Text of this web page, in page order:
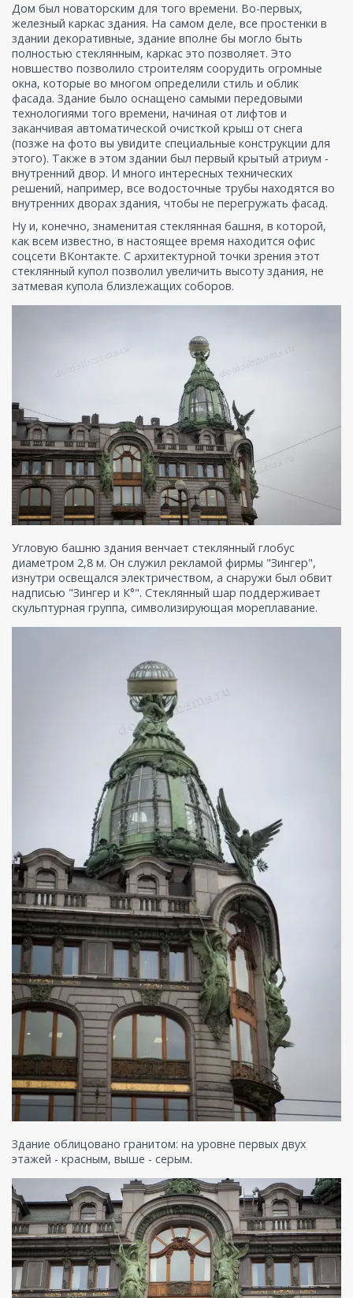
Дом был новаторским для того времени. Во-первых,
железный каркас здания. На самом деле, все простенки в
здании декоративные, здание вполне бы могло быть
полностью стеклянным, каркас это позволяет. Это
новшество позволило строителям соорудить огромные
окна, которые во многом определили стиль и облик
фасада. Здание было оснащено самыми передовыми
технологиями того времени, начиная от лифтов и
заканчивая автоматической очисткой крыш от снега
(позже на фото вы увидите специальные конструкции для
этого). Также в этом здании был первый крытый атриум -
внутренний двор. И много интересных технических
решений, например, все водосточные трубы находятся во
внутренних дворах здания, чтобы не перегружать фасад.
Ну и, конечно, знаменитая стеклянная башня, в которой,
как всем известно, в настоящее время находится офис
соцсети ВКонтакте. С архитектурной точки зрения этот
стеклянный купол позволил увеличить высоту здания, не
затмевая купола близлежащих соборов.
Угловую башню здания венчает стеклянный глобус
диаметром 2,8 м. Он служил рекламой фирмы "Зингер",
изнутри освещался электричеством, а снаружи был обвит
надписью "Зингер и К°". Стеклянный шар поддерживает
скульптурная группа, символизирующая мореплавание.
Здание облицовано гранитом: на уровне первых двух
этажей - красным, выше - серым.